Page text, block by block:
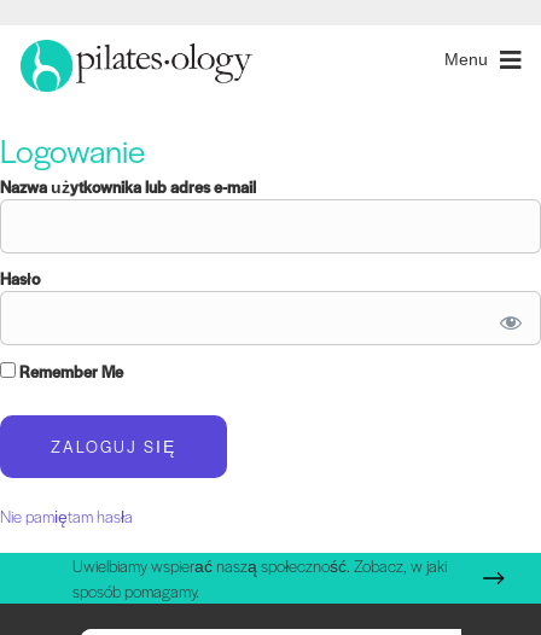
Menu
Logowanie
Nazwa użytkownika lub adres e-mail
Hasło
Remember Me
Nie pamiętam hasła
Uwielbiamy wspierać naszą społeczność. Zobacz, w jaki
sposób pomagamy.